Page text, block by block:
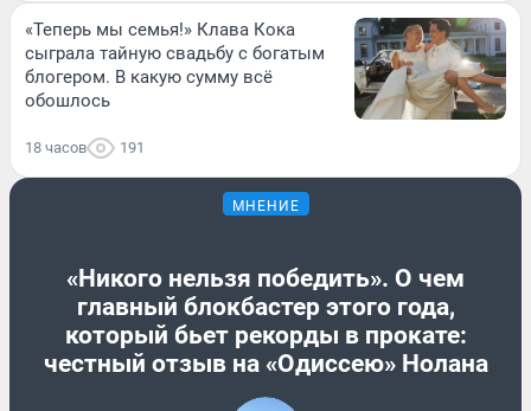
«Теперь мы семья!» Клава Кока
сыграла тайную свадьбу с богатым
блогером. В какую сумму всё
обошлось
18 часов 191
МНЕНИЕ
«Никого нельзя победить». О чем
главный блокбастер этого года,
который бьет рекорды в прокате:
честный отзыв на «Одиссею» Нолана